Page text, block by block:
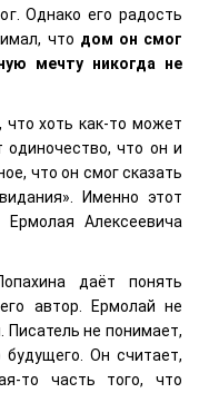
Однако его радость
что дом он смог
мечту никогда не
что хоть как-то может
что он и
что он смог сказать
Именно этот
Алексеевича
даёт понять
автор. Ермолай не
Писатель не понимает,
Он считает,
то часть того, что